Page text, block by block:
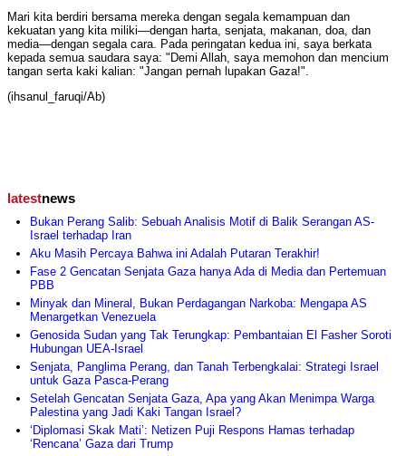
Mari kita berdiri bersama mereka dengan segala kemampuan dan
kekuatan yang kita miliki—dengan harta, senjata, makanan, doa, dan
media—dengan segala cara. Pada peringatan kedua ini, saya berkata
kepada semua saudara saya: "Demi Allah, saya memohon dan mencium
tangan serta kaki kalian: "Jangan pernah lupakan Gaza!".
(ihsanul_faruqi/Ab)
latestnews
Bukan Perang Salib: Sebuah Analisis Motif di Balik Serangan AS-
Israel terhadap Iran
Aku Masih Percaya Bahwa ini Adalah Putaran Terakhir!
Fase 2 Gencatan Senjata Gaza hanya Ada di Media dan Pertemuan
PBB
Minyak dan Mineral, Bukan Perdagangan Narkoba: Mengapa AS
Menargetkan Venezuela
Genosida Sudan yang Tak Terungkap: Pembantaian El Fasher Soroti
Hubungan UEA-Israel
Senjata, Panglima Perang, dan Tanah Terbengkalai: Strategi Israel
untuk Gaza Pasca-Perang
Setelah Gencatan Senjata Gaza, Apa yang Akan Menimpa Warga
Palestina yang Jadi Kaki Tangan Israel?
‘Diplomasi Skak Mati’: Netizen Puji Respons Hamas terhadap
‘Rencana’ Gaza dari Trump